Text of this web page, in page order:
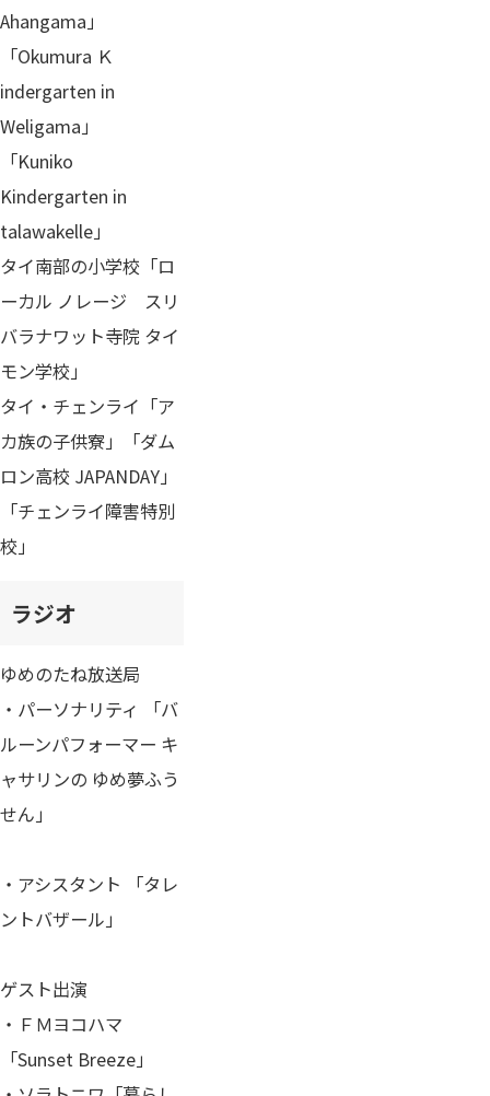
Ahangama」
「Okumura Ｋ
indergarten in
Weligama」
「Kuniko
Kindergarten in
talawakelle」
タイ南部の小学校「ロ
ーカル ノレージ スリ
バラナワット寺院 タイ
モン学校」
タイ・チェンライ「ア
カ族の子供寮」「ダム
ロン高校 JAPANDAY」
「チェンライ障害特別
校」
ラジオ
ゆめのたね放送局
・パーソナリティ 「バ
ルーンパフォーマー キ
ャサリンの ゆめ夢ふう
せん」
・アシスタント 「タレ
ントバザール」
ゲスト出演
​​・ＦＭヨコハマ
「Sunset Breeze」